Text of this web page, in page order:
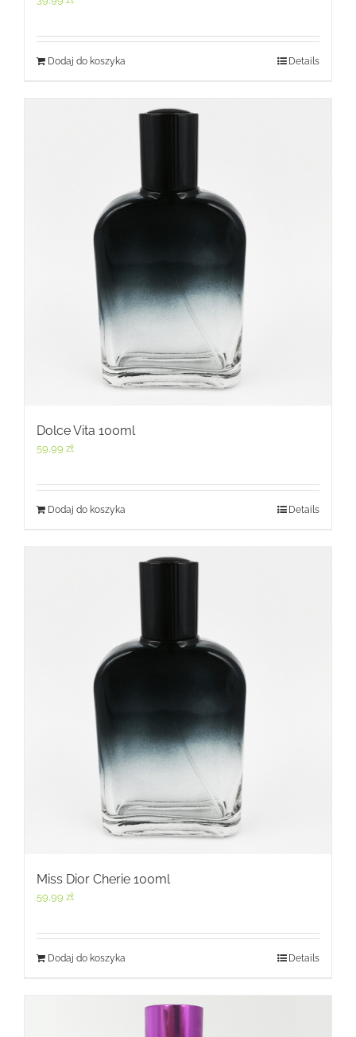
Dodaj do koszyka Details
Dolce Vita 100ml
59,99 zł
Dodaj do koszyka Details
Miss Dior Cherie 100ml
59,99 zł
Dodaj do koszyka Details